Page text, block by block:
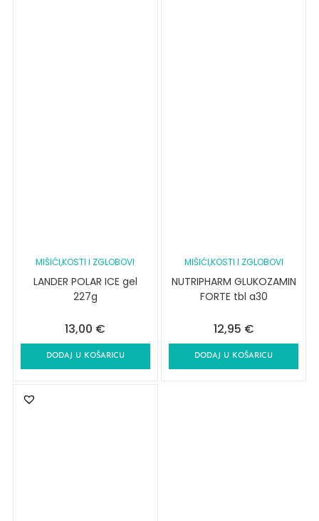
MIŠIĆI,KOSTI I ZGLOBOVI
LANDER POLAR ICE gel
227g
13,00 €
DODAJ U KOŠARICU
MIŠIĆI,KOSTI I ZGLOBOVI
NUTRIPHARM GLUKOZAMIN
FORTE tbl a30
12,95 €
DODAJ U KOŠARICU